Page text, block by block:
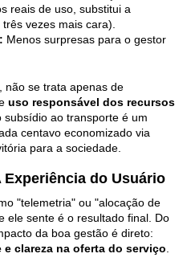
reais de uso, substitui a
vezes mais cara).
Menos surpresas para o gestor
não se trata apenas de
uso responsável dos recursos
subsídio ao transporte é um
centavo economizado via
para a sociedade.
Experiência do Usuário
"telemetria" ou "alocação de
ele sente é o resultado final. Do
da boa gestão é direto:
clareza na oferta do serviço.